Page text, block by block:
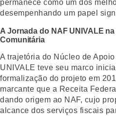
permanece como um dos
desempenhando um papel
A Jornada do NAF UNIVALE
Comunitária
A trajetória do Núcleo de
UNIVALE teve seu marco
formalização do projeto em
marcante que a Receita
dando origem ao NAF, cujo
alcance dos serviços fiscais